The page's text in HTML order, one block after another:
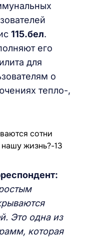
115.бел.
его
для
о
тепло-,
Это одна из
которая